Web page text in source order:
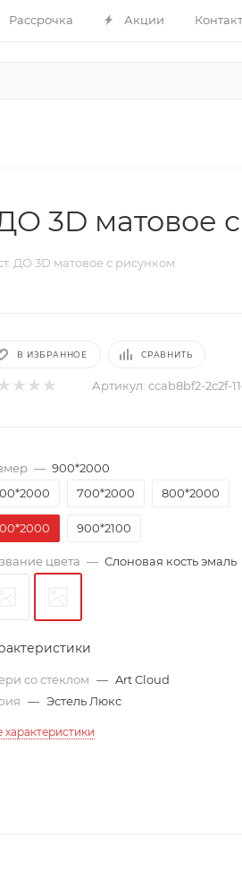
Рассрочка Акции
3D матовое
ДО 3D матовое с рисунком
В ИЗБРАННОЕ СРАВНИТЬ
Артикул: ccab8bf2-2c2f-
— 900*2000
700*2000 800*2000
900*2100
цвета — Слоновая кость эмаль
со стеклом — Art Cloud
— Эстель Люкс
характеристики